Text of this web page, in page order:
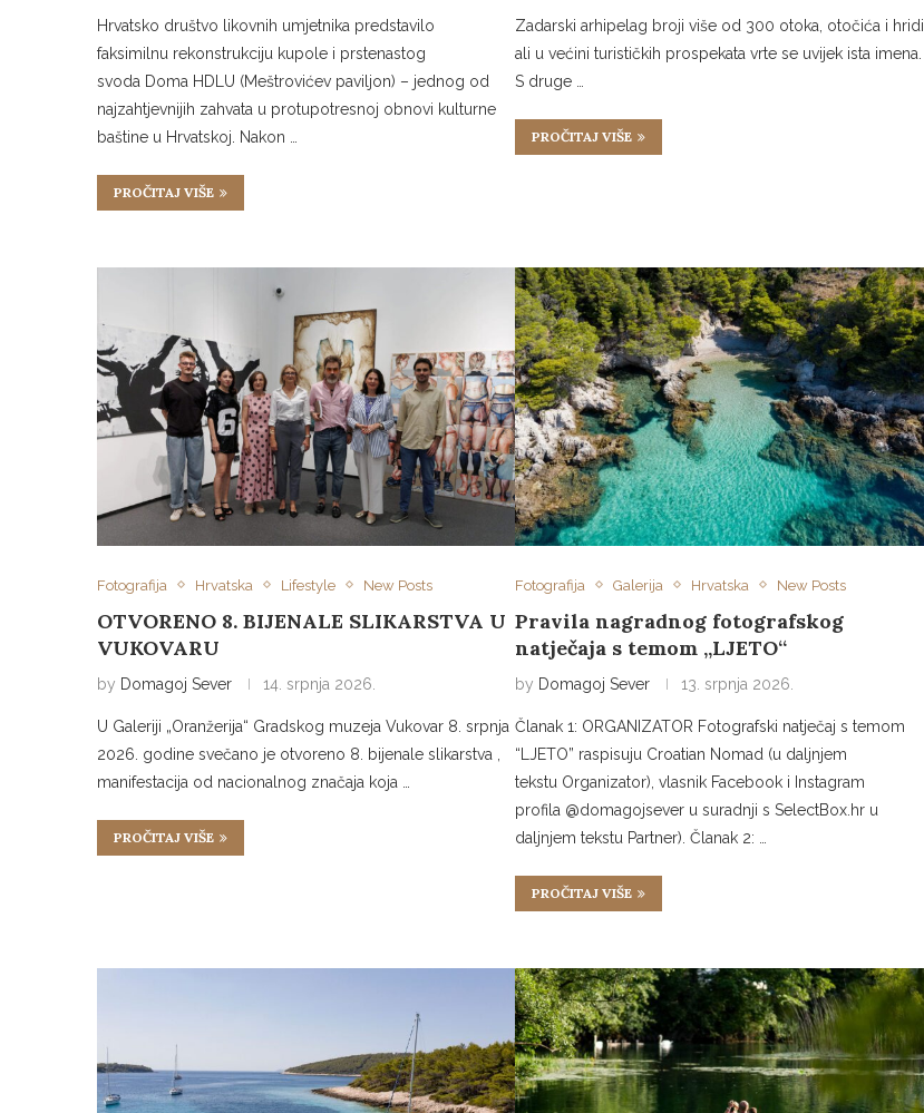
Hrvatsko društvo likovnih umjetnika predstavilo
faksimilnu rekonstrukciju kupole i prstenastog
svoda Doma HDLU (Meštrovićev paviljon) – jednog od
najzahtjevnijih zahvata u protupotresnoj obnovi kulturne
baštine u Hrvatskoj. Nakon …
PROČITAJ VIŠE
Zadarski arhipelag broji više od 300 otoka, otočića i hridi,
ali u većini turističkih prospekata vrte se uvijek ista imena.
S druge …
PROČITAJ VIŠE
Fotografija Hrvatska Lifestyle New Posts
OTVORENO 8. BIJENALE SLIKARSTVA U
VUKOVARU
by Domagoj Sever 14. srpnja 2026.
U Galeriji „Oranžerija“ Gradskog muzeja Vukovar 8. srpnja
2026. godine svečano je otvoreno 8. bijenale slikarstva ,
manifestacija od nacionalnog značaja koja …
PROČITAJ VIŠE
Fotografija Galerija Hrvatska New Posts
Pravila nagradnog fotografskog
natječaja s temom „LJETO“
by Domagoj Sever 13. srpnja 2026.
Članak 1: ORGANIZATOR Fotografski natječaj s temom
“LJETO” raspisuju Croatian Nomad (u daljnjem
tekstu Organizator), vlasnik Facebook i Instagram
profila @domagojsever u suradnji s SelectBox.hr u
daljnjem tekstu Partner). Članak 2: …
PROČITAJ VIŠE